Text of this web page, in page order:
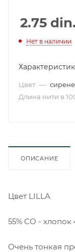
2.75 din.
Нет в наличии
Цвет —
Длина нити в
ОПИСАНИЕ
Цвет LILLA
55% CO - хлопок
Очень тонкая